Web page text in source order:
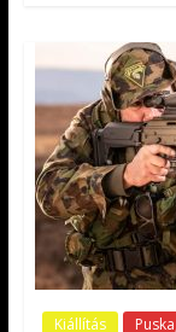
Kiállítás